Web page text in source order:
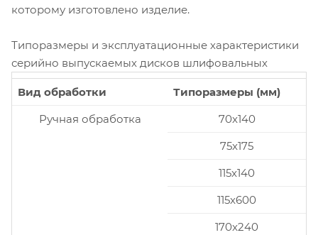
которому изготовлено изделие.
Типоразмеры и эксплуатационные характеристики
серийно выпускаемых дисков шлифовальных
Вид обработки
Типоразмеры (мм)
Ручная обработка
70x140
75x175
115x140
115x600
170x240